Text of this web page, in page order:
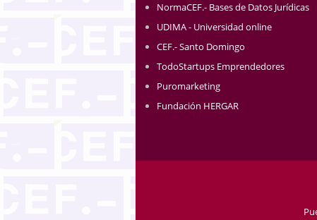
NormaCEF.- Bases de Datos Jurídicas
UDIMA - Universidad online
CEF.- Santo Domingo
TodoStartups Emprendedores
Puromarketing
Fundación HERGAR